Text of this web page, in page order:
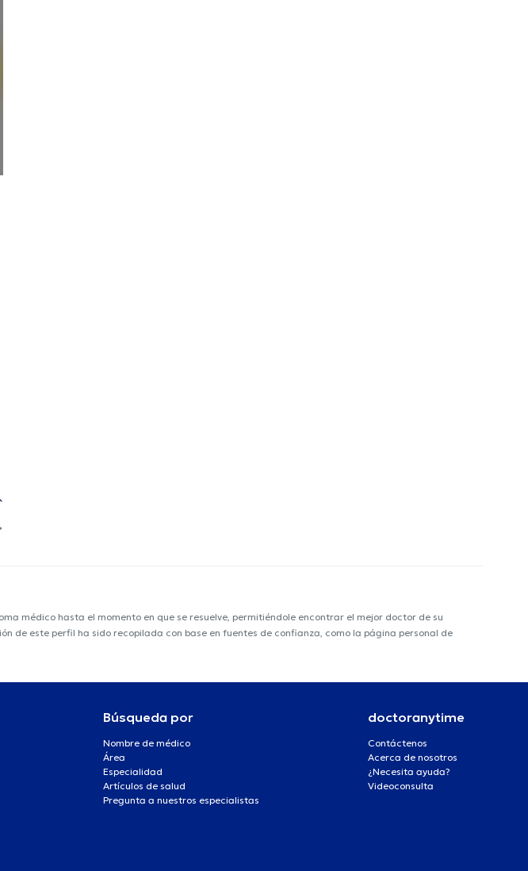
médico hasta el momento en que se resuelve, permitiéndole encontrar el mejor doctor de su
este perfil ha sido recopilada con base en fuentes de confianza, como la página personal de
Búsqueda por
Nombre de médico
Área
Especialidad
Artículos de salud
Pregunta a nuestros especialistas
doctoranytime
Contáctenos
Acerca de nosotros
¿Necesita ayuda?
Videoconsulta